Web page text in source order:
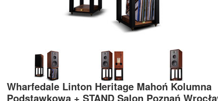
Wharfedale Linton Heritage Mahoń Kolumna
Podstawkowa + STAND Salon Poznań